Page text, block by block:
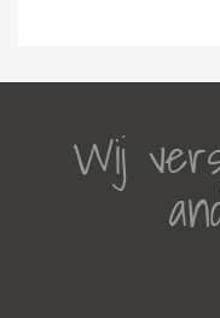
Wij